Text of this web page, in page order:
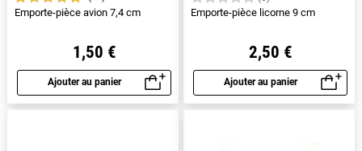
Emporte-pièce avion 7,4 cm
1,50 €
Ajouter au panier
Aperçu rapide
Emporte-pièce licorne 9 cm
2,50 €
Ajouter au panier
Aperçu rapide